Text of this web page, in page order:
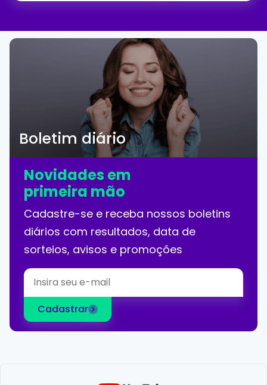
Novidades em
primeira mão
Cadastre-se e receba nossos boletins
diários com resultados, data de
sorteios, avisos e promoções
Cadastrar
Boletim diário